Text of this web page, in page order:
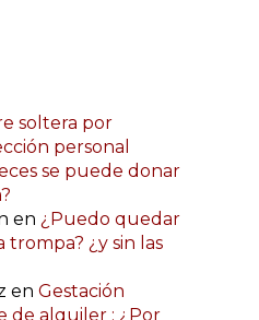
soltera por
personal
se puede donar
en ¿Puedo quedar
trompa? ¿y sin las
en Gestación
de alquiler : ¿Por